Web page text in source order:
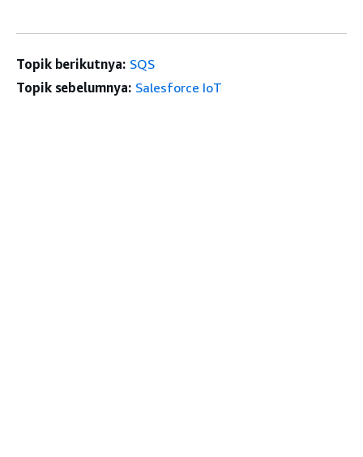
Topik berikutnya: SQS
Topik sebelumnya: Salesforce IoT